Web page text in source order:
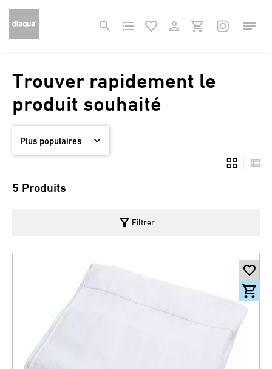
Trouver rapidement le
produit souhaité
5 Produits
filter_alt Filtrer